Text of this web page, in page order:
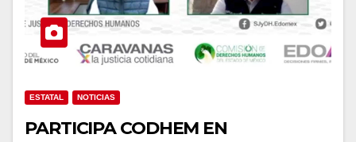
ESTATAL NOTICIAS
PARTICIPA CODHEM EN